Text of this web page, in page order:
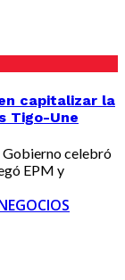
capitalizar la
Tigo-Une
Gobierno celebró
EPM y